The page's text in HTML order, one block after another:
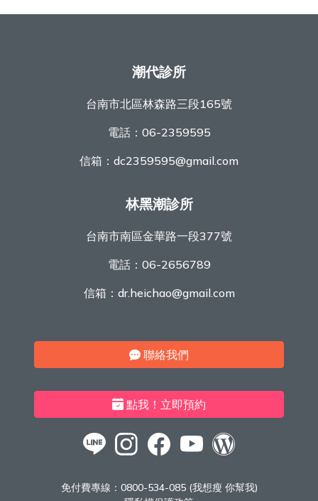
潮代診所
台南市北區林森路三段165號
電話： 06-2359595
信箱： dc2359595@gmail.com
林黑潮診所
台南市南區金華路一段377號
電話： 06-2656789
信箱： dr.heichao@gmail.com
聯絡我們
點我！立即預約
免付費專線： 0800-534-085 (我想瘦 你幫我)